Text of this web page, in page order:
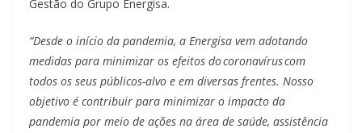
Gestão do Grupo Energisa.
“Desde o início da pandemia, a Energisa vem adotando
medidas para minimizar os efeitos do coronavírus com
todos os seus públicos-alvo e em diversas frentes. Nosso
objetivo é contribuir para minimizar o impacto da
pandemia por meio de ações na área de saúde, assistência